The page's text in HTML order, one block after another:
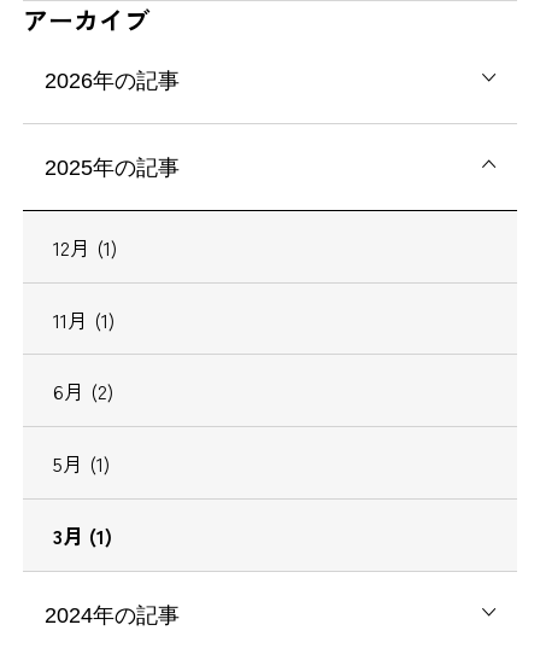
アーカイブ
2026年の記事
2025年の記事
12月 (1)
11月 (1)
6月 (2)
5月 (1)
3月 (1)
2024年の記事